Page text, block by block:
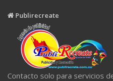
Publirecreate
Contacto solo para servicios